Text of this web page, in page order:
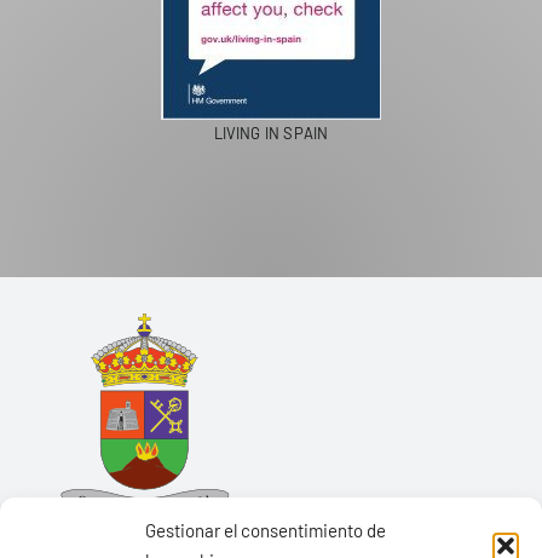
Gestionar el consentimiento de
LIVING IN SPAIN